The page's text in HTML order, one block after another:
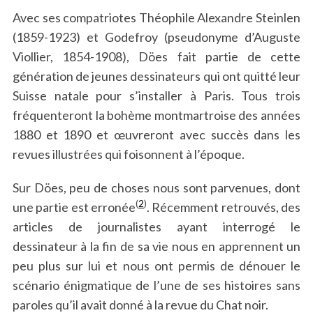
Avec ses compatriotes Théophile Alexandre Steinlen
(1859-1923) et Godefroy (pseudonyme d’Auguste
Viollier, 1854-1908), Döes fait partie de cette
génération de jeunes dessinateurs qui ont quitté leur
Suisse natale pour s’installer à Paris. Tous trois
fréquenteront la bohème montmartroise des années
1880 et 1890 et œuvreront avec succès dans les
revues illustrées qui foisonnent à l’époque.
Sur Döes, peu de choses nous sont parvenues, dont
une partie est erronée(2). Récemment retrouvés, des
articles de journalistes ayant interrogé le
dessinateur à la fin de sa vie nous en apprennent un
peu plus sur lui et nous ont permis de dénouer le
scénario énigmatique de l’une de ses histoires sans
paroles qu’il avait donné à la revue du Chat noir.